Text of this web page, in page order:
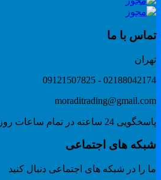
با ما
02188042174 -
24 ساعته در تمام ساعات روز
های اجتماعی
را در شبکه های اجتماعی دنبال کنید